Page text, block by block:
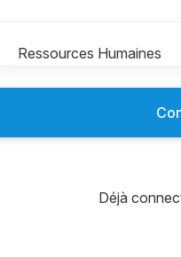
Ressources Humaines
Déjà